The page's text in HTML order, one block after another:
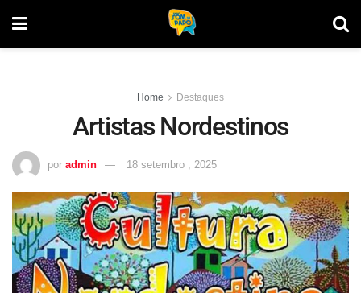
Home Destaques
Artistas Nordestinos
por admin 18 setembro , 2025